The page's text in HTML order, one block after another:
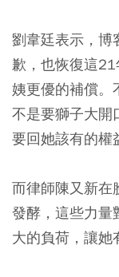
劉韋廷表示，博
歉，也恢復這
姨更優的補償。
不是要獅子大開
要回她該有的權
而律師陳又新在
發酵，這些力量
大的負荷，讓她